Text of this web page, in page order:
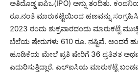
ಅತಿದೊಡ್ಡ ಐಪಿಒ(IPO) ಅನ್ನು ತಂದಿತು.
ರೂ.ನಂತೆ ಮಾರುಕಟ್ಟೆಯಿಂದ ಹಣವನ್ನು
2023 ರಂದು ಶುಕ್ರವಾರದಂದು ಮಾರುಕಟ್ಟೆ
ಬೆಲೆಯ ಷೇರುಗಳು 610 ರೂ. ನಷ್ಟಿವೆ. ಅಂದರೆ
ಹೂಡಿಕೆಯ ಮೇಲೆ ಪ್ರತಿ ಷೇರಿಗೆ 36 ಪ್ರತಿಶತ
ಎದುರಿಸುತ್ತಿದ್ದಾರೆ. ಎಲ್‌ಐಸಿಯ ಮಾರುಕಟ್ಟೆ